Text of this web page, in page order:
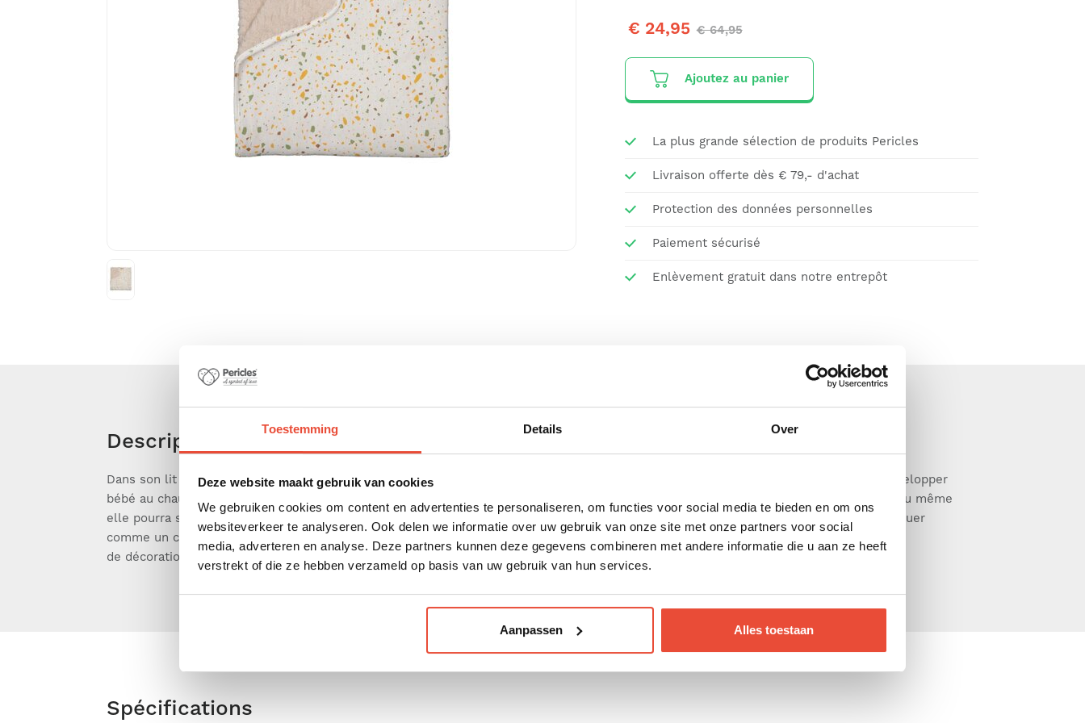
Toestemming Details Over
Deze website maakt gebruik van cookies
We gebruiken cookies om content en advertenties te personaliseren, om functies voor social media te bieden en om ons
websiteverkeer te analyseren. Ook delen we informatie over uw gebruik van onze site met onze partners voor social
media, adverteren en analyse. Deze partners kunnen deze gegevens combineren met andere informatie die u aan ze heeft
verstrekt of die ze hebben verzameld op basis van uw gebruik van hun services.
Aanpassen Alles toestaan
€ 24,95 € 64,95
Ajoutez au panier
La plus grande sélection de produits Pericles
Livraison offerte dès € 79,- d'achat
Protection des données personnelles
Paiement sécurisé
Enlèvement gratuit dans notre entrepôt
Description
Dans son lit comme lors de ses ballades, la couverture tiendra
bébé au chaud avec beaucoup de douceur. Facile à entretenir,
elle pourra suivre bébé pendant toute son évolution. Utilisée
comme un couvre lit, elle pourra également ajouter une touche
de décoration à la chambre de votre petit bout. Elle pourra aussi
vous servir lors de vos balades, que ce soit pour envelopper
bébé dans un petit cocon de chaleur et de douceur ou même
pour vous en servir comme tapis pour laisser bébé jouer
confortablement sans se salir.
Spécifications